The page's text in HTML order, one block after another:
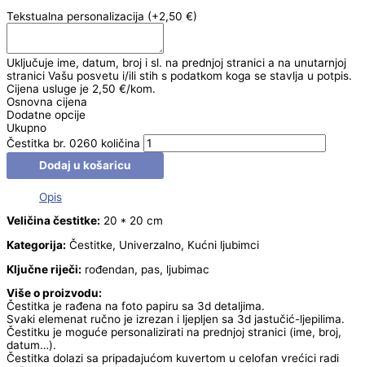
Tekstualna personalizacija (+2,50 €)
Uključuje ime, datum, broj i sl. na prednjoj stranici a na unutarnjoj
stranici Vašu posvetu i/ili stih s podatkom koga se stavlja u potpis.
Cijena usluge je 2,50 €/kom.
Osnovna cijena
Dodatne opcije
Ukupno
Čestitka br. 0260 količina
Dodaj u košaricu
Opis
Veličina čestitke: 20 * 20 cm
Kategorija: Čestitke, Univerzalno, Kućni ljubimci
Ključne riječi: rođendan, pas, ljubimac
Više o proizvodu:
Čestitka je rađena na foto papiru sa 3d detaljima.
Svaki elemenat ručno je izrezan i ljepljen sa 3d jastučić-ljepilima.
Čestitku je moguće personalizirati na prednjoj stranici (ime, broj,
datum…).
Čestitka dolazi sa pripadajućom kuvertom u celofan vrećici radi